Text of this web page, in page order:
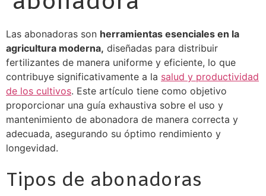
Las abonadoras son herramientas esenciales en la
agricultura moderna, diseñadas para distribuir
fertilizantes de manera uniforme y eficiente, lo que
contribuye significativamente a la salud y productividad
de los cultivos. Este artículo tiene como objetivo
proporcionar una guía exhaustiva sobre el uso y
mantenimiento de abonadora de manera correcta y
adecuada, asegurando su óptimo rendimiento y
longevidad.
Tipos de abonadoras